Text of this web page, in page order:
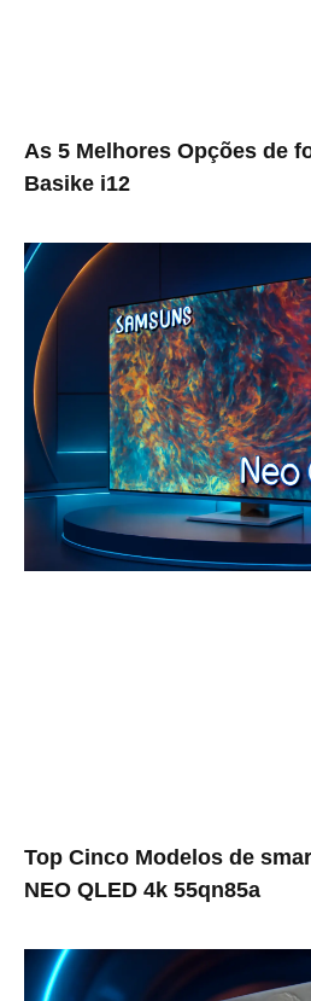
As 5 Melhores Opções de
Basike i12
Top Cinco Modelos de
NEO QLED 4k 55qn85a